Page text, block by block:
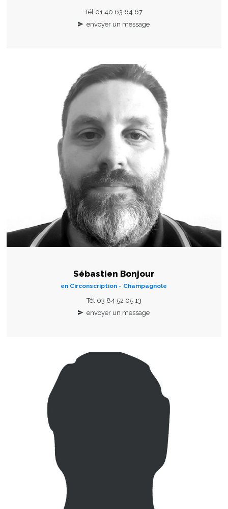
Tél 01 40 63 64 67
envoyer un message
Sébastien Bonjour
en Circonscription - Champagnole
Tél 03 84 52 05 13
envoyer un message